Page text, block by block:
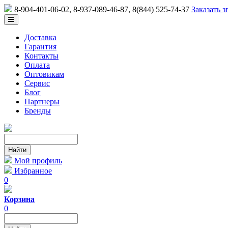
8-904-401-06-02, 8-937-089-46-87, 8(844) 525-74-37 Заказать
Доставка
Гарантия
Контакты
Оплата
Оптовикам
Сервис
Блог
Партнеры
Бренды
Мой профиль
Избранное
0
Корзина
0